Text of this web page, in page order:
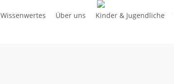
Wissenwertes Über uns Kinder & Jugendliche